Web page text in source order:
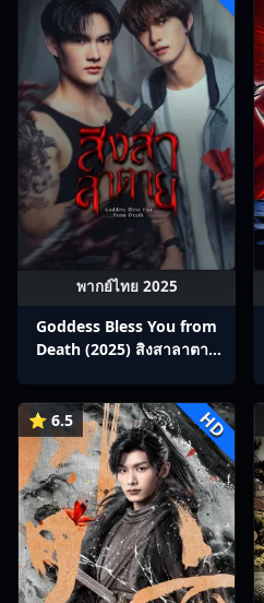
พากย์ไทย 2025
Goddess Bless You from
Death (2025) สิงสาลาตาย
⭐ 6.5 HD